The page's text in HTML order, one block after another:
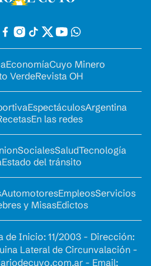
EconomíaCuyo Minero
VerdeRevista OH
EspectáculosArgentina
En las redes
SocialesSaludTecnología
Estado del tránsito
AutomotoresEmpleosServicios
y MisasEdictos
de Inicio: 11/2003 - Dirección:
Lateral de Circunvalación -
- Email: